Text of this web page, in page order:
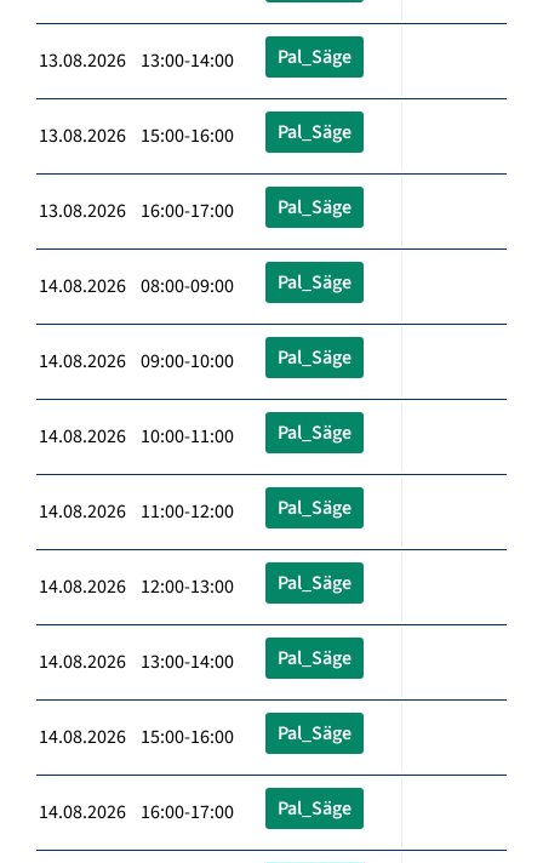
13.08.2026 13:00-14:00 Pal_Säge
13.08.2026 15:00-16:00 Pal_Säge
13.08.2026 16:00-17:00 Pal_Säge
14.08.2026 08:00-09:00 Pal_Säge
14.08.2026 09:00-10:00 Pal_Säge
14.08.2026 10:00-11:00 Pal_Säge
14.08.2026 11:00-12:00 Pal_Säge
14.08.2026 12:00-13:00 Pal_Säge
14.08.2026 13:00-14:00 Pal_Säge
14.08.2026 15:00-16:00 Pal_Säge
14.08.2026 16:00-17:00 Pal_Säge